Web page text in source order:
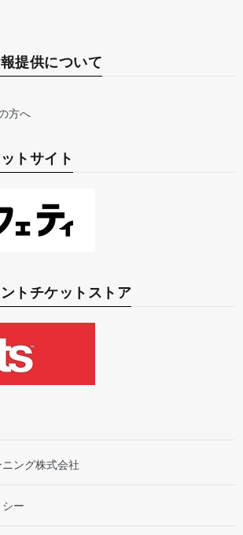
提供について
方へ
トサイト
トチケットストア
ング株式会社
ー